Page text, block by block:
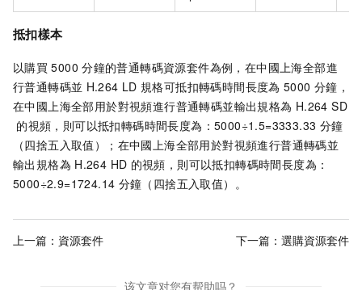
抵扣樣本
以購買 5000 分鐘的普通轉碼資源套件為例，在中國上海全部進
行普通轉碼並 H.264 LD 規格可抵扣轉碼時間長度為 5000 分鐘，
在中國上海全部用於對視頻進行普通轉碼並輸出規格為 H.264 SD
的視頻，則可以抵扣轉碼時間長度為：5000÷1.5=3333.33 分鐘
（四捨五入取值）；在中國上海全部用於對視頻進行普通轉碼並
輸出規格為 H.264 HD 的視頻，則可以抵扣轉碼時間長度為：
5000÷2.9=1724.14 分鐘（四捨五入取值）。
上一篇： 資源套件 下一篇： 選購資源套件
该文章对您有帮助吗？